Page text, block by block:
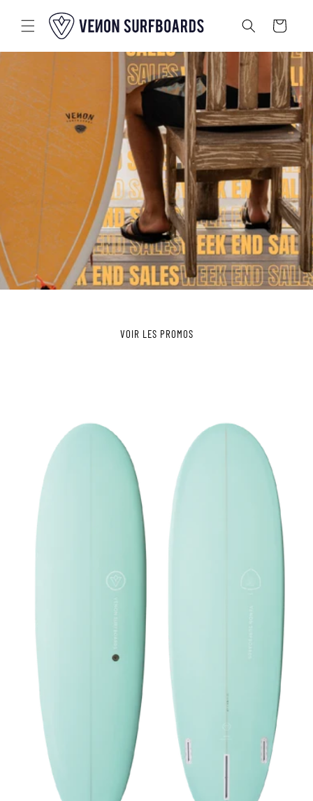
contenu
Panier
VOIR LES PROMOS